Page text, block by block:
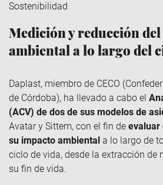
Sostenibilidad
Medición y reducción
ambiental a lo largo del
Daplast, miembro de CECO
de Córdoba), ha llevado a cabo el
(ACV) de dos de sus modelos de
Avatar y Sittem, con el fin de evaluar
su impacto ambiental a lo largo de
ciclo de vida, desde la extracción de
su fin de vida.